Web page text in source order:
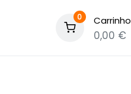
0 Carrinho
0,00 €